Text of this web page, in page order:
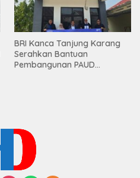
BRI Kanca Tanjung Karang
Serahkan Bantuan
Pembangunan PAUD